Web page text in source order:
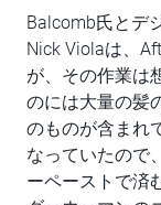
Balcomb氏とデ
Nick Violaは、
が、その作業は
のには大量の髪
のものが含まれ
なっていたので
ーペーストで済